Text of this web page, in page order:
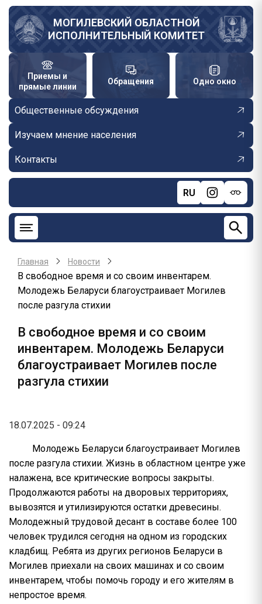
Перейти
основному
содержанию
МОГИЛЕВСКИЙ ОБЛАСТНОЙ
ИСПОЛНИТЕЛЬНЫЙ КОМИТЕТ
Приемы и
прямые линии
Обращения Одно окно
Общественные обсуждения
Изучаем мнение населения
Контакты
RU
Главная Новости
В свободное время и со своим инвентарем.
Молодежь Беларуси благоустраивает Могилев
после разгула стихии
В свободное время и со своим
инвентарем. Молодежь Беларуси
благоустраивает Могилев после
разгула стихии
18.07.2025 - 09:24
Молодежь Беларуси благоустраивает Могилев
после разгула стихии. Жизнь в областном центре уже
налажена, все критические вопросы закрыты.
Продолжаются работы на дворовых территориях,
вывозятся и утилизируются остатки древесины.
Молодежный трудовой десант в составе более 100
человек трудился сегодня на одном из городских
кладбищ. Ребята из других регионов Беларуси в
Могилев приехали на своих машинах и со своим
инвентарем, чтобы помочь городу и его жителям в
непростое время.